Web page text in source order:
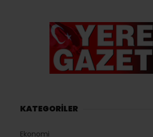
KATEGORİLER
Ekonomi